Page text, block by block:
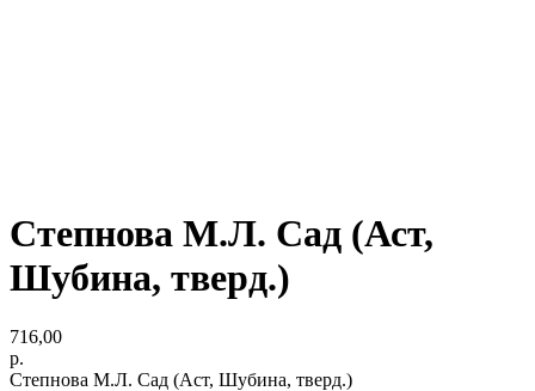
Степнова М.Л. Сад (Аст,
Шубина, тверд.)
716,00
р.
Степнова М.Л. Сад (Аст, Шубина, тверд.)